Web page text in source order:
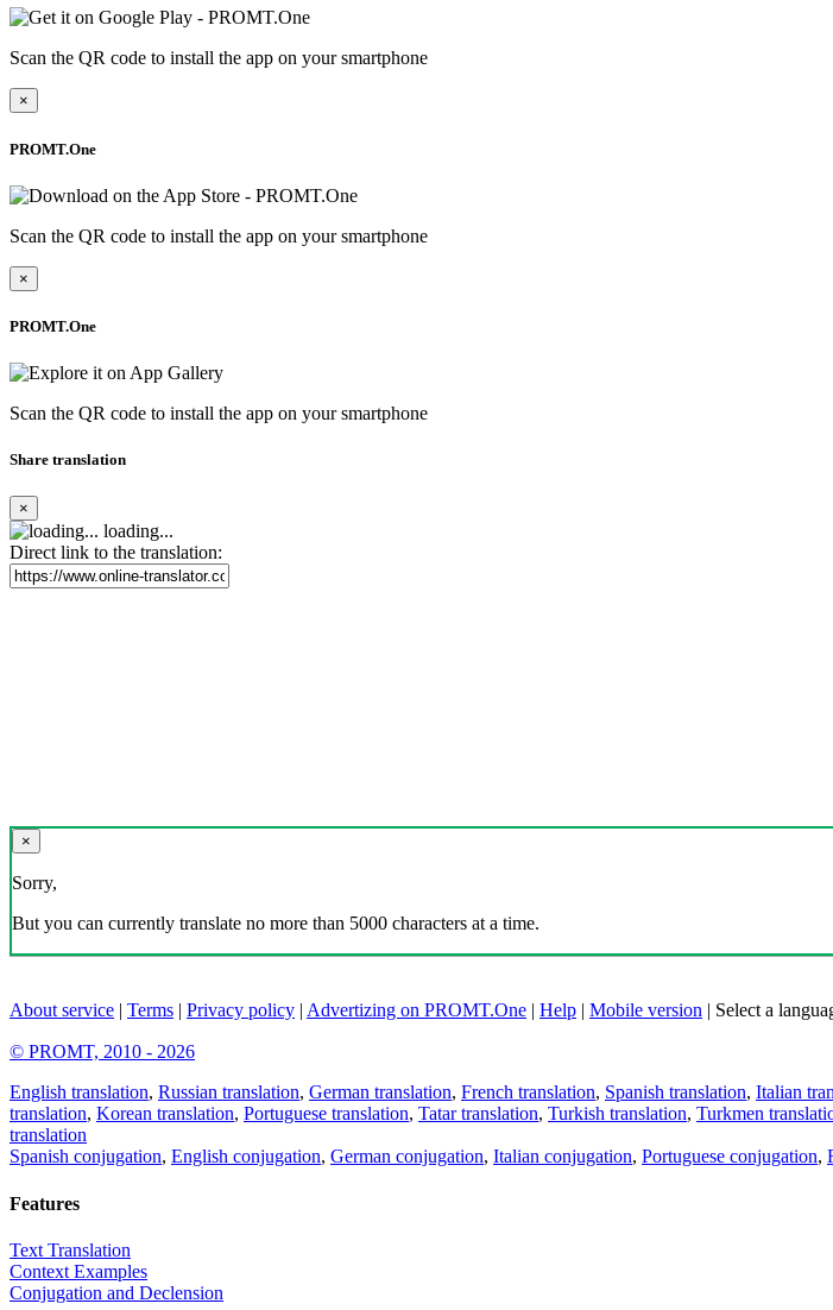
Scan the QR code to install the app on your smartphone
×
PROMT.One
Scan the QR code to install the app on your smartphone
×
PROMT.One
Scan the QR code to install the app on your smartphone
Share translation
×
loading...
Direct link to the translation:
×
Sorry,
But you can currently translate no more than 5000 characters at a time.
About service | Terms | Privacy policy | Advertizing on PROMT.One | Help | Mobile version | Select a
© PROMT, 2010 - 2026
English translation, Russian translation, German translation, French translation, Spanish translation, Italian
translation, Korean translation, Portuguese translation, Tatar translation, Turkish translation, Turkmen
translation
Spanish conjugation, English conjugation, German conjugation, Italian conjugation, Portuguese conjugation,
Features
Text Translation
Context Examples
Conjugation and Declension